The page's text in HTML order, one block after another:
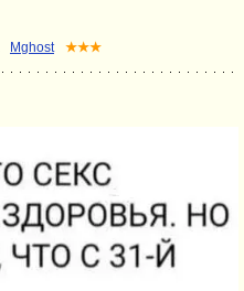
Mghost ★★★